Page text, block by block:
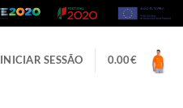
INICIAR SESSÃO 0.00€